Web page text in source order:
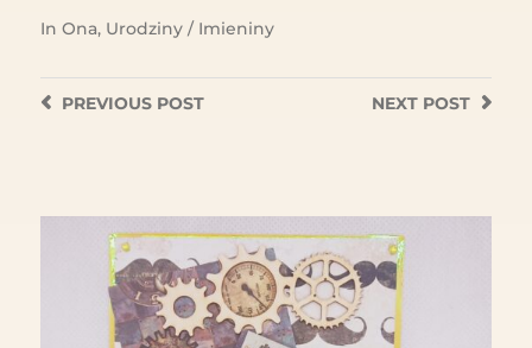
In Ona, Urodziny / Imieniny
NEXT POST
PREVIOUSPOST